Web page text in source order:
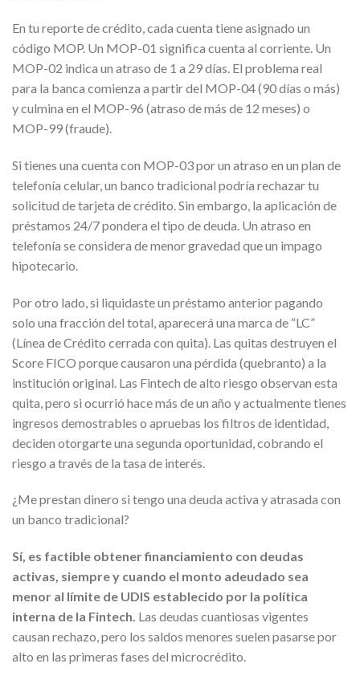
En tu reporte de crédito, cada cuenta tiene asignado un
código MOP. Un MOP-01 significa cuenta al corriente. Un
MOP-02 indica un atraso de 1 a 29 días. El problema real
para la banca comienza a partir del MOP-04 (90 días o más)
y culmina en el MOP-96 (atraso de más de 12 meses) o
MOP-99 (fraude).
Si tienes una cuenta con MOP-03 por un atraso en un plan de
telefonía celular, un banco tradicional podría rechazar tu
solicitud de tarjeta de crédito. Sin embargo, la aplicación de
préstamos 24/7 pondera el tipo de deuda. Un atraso en
telefonía se considera de menor gravedad que un impago
hipotecario.
Por otro lado, si liquidaste un préstamo anterior pagando
solo una fracción del total, aparecerá una marca de “LC”
(Línea de Crédito cerrada con quita). Las quitas destruyen el
Score FICO porque causaron una pérdida (quebranto) a la
institución original. Las Fintech de alto riesgo observan esta
quita, pero si ocurrió hace más de un año y actualmente tienes
ingresos demostrables o apruebas los filtros de identidad,
deciden otorgarte una segunda oportunidad, cobrando el
riesgo a través de la tasa de interés.
¿Me prestan dinero si tengo una deuda activa y atrasada con
un banco tradicional?
Sí, es factible obtener financiamiento con deudas
activas, siempre y cuando el monto adeudado sea
menor al límite de UDIS establecido por la política
interna de la Fintech. Las deudas cuantiosas vigentes
causan rechazo, pero los saldos menores suelen pasarse por
alto en las primeras fases del microcrédito.